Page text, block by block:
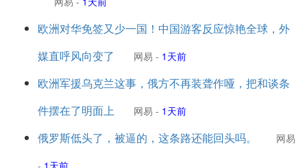
欧洲对华免签又少一国！中国游客反应惊艳全球，外
媒直呼风向变了
网易 - 1天前
欧洲军援乌克兰这事，俄方不再装聋作哑，把和谈条
件摆在了明面上
网易 - 1天前
俄罗斯低头了，被逼的，这条路还能回头吗。
网易
- 1天前